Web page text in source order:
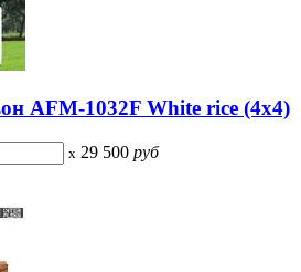
AFM-1032F White rice (4х4)
x 29 500 руб